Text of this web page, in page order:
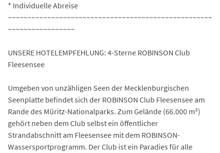
* Individuelle Abreise
~~~~~~~~~~~~~~~~~~~~~~~~~~~~~~~~~~~~~~~~~~~~~~~~~~~~
~~~~~~~~~~~~~~~~~
UNSERE HOTELEMPFEHLUNG: 4-Sterne ROBINSON Club
Fleesensee
Umgeben von unzähligen Seen der Mecklenburgischen
Seenplatte befindet sich der ROBINSON Club Fleesensee am
Rande des Müritz-Nationalparks. Zum Gelände (66.000 m²)
gehört neben dem Club selbst ein öffentlicher
Strandabschnitt am Fleesensee mit dem ROBINSON-
Wassersportprogramm. Der Club ist ein Paradies für alle